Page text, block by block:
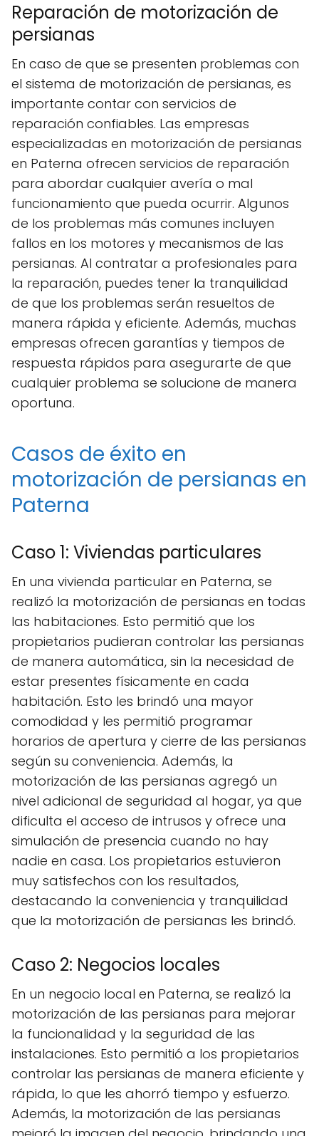
Reparación de motorización de
persianas
En caso de que se presenten problemas con
el sistema de motorización de persianas, es
importante contar con servicios de
reparación confiables. Las empresas
especializadas en motorización de persianas
en Paterna ofrecen servicios de reparación
para abordar cualquier avería o mal
funcionamiento que pueda ocurrir. Algunos
de los problemas más comunes incluyen
fallos en los motores y mecanismos de las
persianas. Al contratar a profesionales para
la reparación, puedes tener la tranquilidad
de que los problemas serán resueltos de
manera rápida y eficiente. Además, muchas
empresas ofrecen garantías y tiempos de
respuesta rápidos para asegurarte de que
cualquier problema se solucione de manera
oportuna.
Casos de éxito en
motorización de persianas en
Paterna
Caso 1: Viviendas particulares
En una vivienda particular en Paterna, se
realizó la motorización de persianas en todas
las habitaciones. Esto permitió que los
propietarios pudieran controlar las persianas
de manera automática, sin la necesidad de
estar presentes físicamente en cada
habitación. Esto les brindó una mayor
comodidad y les permitió programar
horarios de apertura y cierre de las persianas
según su conveniencia. Además, la
motorización de las persianas agregó un
nivel adicional de seguridad al hogar, ya que
dificulta el acceso de intrusos y ofrece una
simulación de presencia cuando no hay
nadie en casa. Los propietarios estuvieron
muy satisfechos con los resultados,
destacando la conveniencia y tranquilidad
que la motorización de persianas les brindó.
Caso 2: Negocios locales
En un negocio local en Paterna, se realizó la
motorización de las persianas para mejorar
la funcionalidad y la seguridad de las
instalaciones. Esto permitió a los propietarios
controlar las persianas de manera eficiente y
rápida, lo que les ahorró tiempo y esfuerzo.
Además, la motorización de las persianas